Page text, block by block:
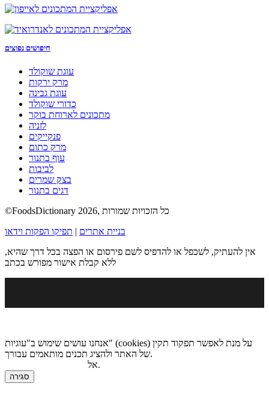
חיפושים נפוצים
עוגת שוקולד
מרק ירקות
עוגת גבינה
כדורי שוקולד
מתכונים לארוחת בוקר
לזניה
פנקייקים
מרק כתום
עוף בתנור
לביבות
בצק שמרים
דגים בתנור
©FoodsDictionary 2026, כל הזכויות שמורות
בניית אתרים | תפיקו הפקות וידאו
אין להעתיק, לשכפל או להדפיס לשם פירסום או הפצה בכל דרך שהיא,
ללא קבלת אישור מפורש בכתב
אנחנו עושים שימוש ב"עוגיות" (cookies) על מנת לאפשר תפקוד תקין
של האתר ולהציג תכנים מותאמים עבורך.
אל.
סגירה